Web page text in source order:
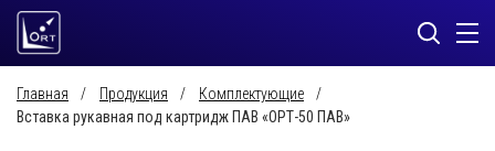
Главная Продукция
Комплектующие
Вставка рукавная под картридж ПАВ «ОРТ-50 ПАВ»